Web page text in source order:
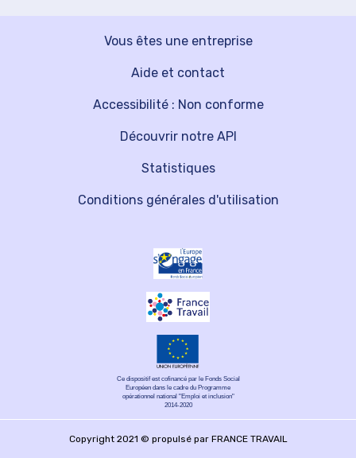
Vous êtes une entreprise
Découvrir notre API
Aide et contact
Statistiques
Accessibilité : Non conforme
Conditions générales d'utilisation
Ce dispositif est cofinancé par le Fonds Social
Européen dans le cadre du Programme
opérationnel national "Emploi et inclusion"
2014-2020
Copyright 2021 © propulsé par FRANCE TRAVAIL